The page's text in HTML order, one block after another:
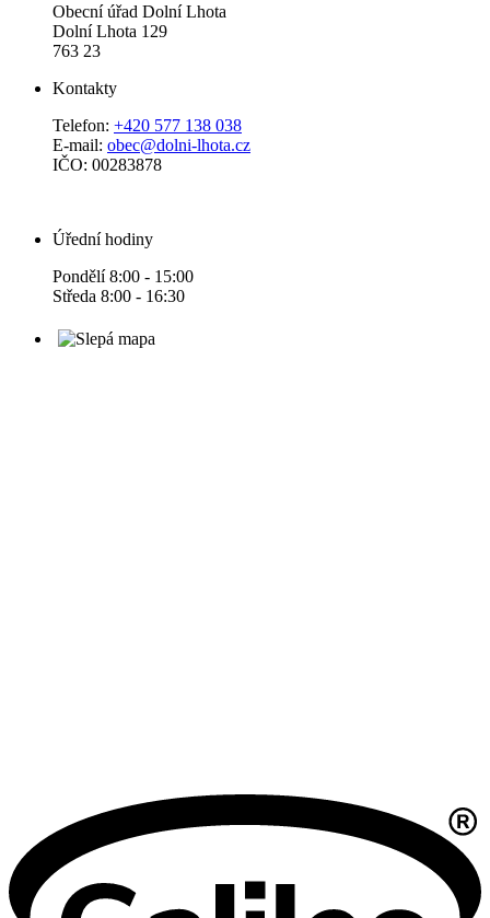
Obecní úřad Dolní Lhota
Dolní Lhota 129
763 23
Kontakty
Telefon: +420 577 138 038
E-mail: obec@dolni-lhota.cz
IČO: 00283878
Úřední hodiny
Pondělí 8:00 - 15:00
Středa 8:00 - 16:30